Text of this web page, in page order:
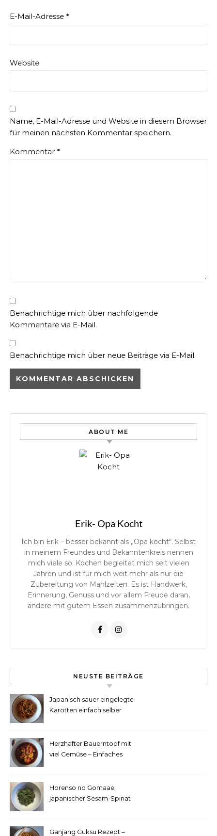
E-Mail-Adresse *
Website
Name, E-Mail-Adresse und Website in diesem Browser
für meinen nächsten Kommentar speichern.
Kommentar *
Benachrichtige mich über nachfolgende
Kommentare via E-Mail.
Benachrichtige mich über neue Beiträge via E-Mail.
ABOUT ME
Erik- Opa Kocht
Ich bin Erik – besser bekannt als „Opa kocht“. Selbst
in meinem Freundes und Bekanntenkreis nennen
mich viele so. Kochen begleitet mich seit vielen
Jahren und ist für mich weit mehr als nur die
Zubereitung von Mahlzeiten. Es ist Handwerk,
Erinnerung, Genuss und vor allem Freude daran,
andere mit gutem Essen zusammenzubringen.
NEUSTE BEITRÄGE
Japanisch sauer eingelegte
Karotten einfach selber
Herzhafter Bauerntopf mit
viel Gemüse – Einfaches
Horenso no Gomaae,
japanischer Sesam-Spinat
Ganjang Guksu Rezept –